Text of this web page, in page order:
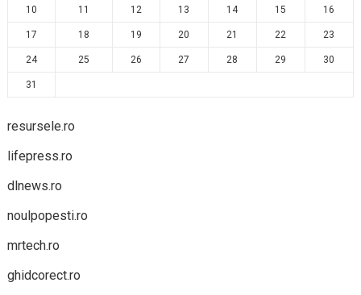
10 11 12 13 14 15 16
17 18 19 20 21 22 23
24 25 26 27 28 29 30
31
resursele.ro
lifepress.ro
dlnews.ro
noulpopesti.ro
mrtech.ro
ghidcorect.ro